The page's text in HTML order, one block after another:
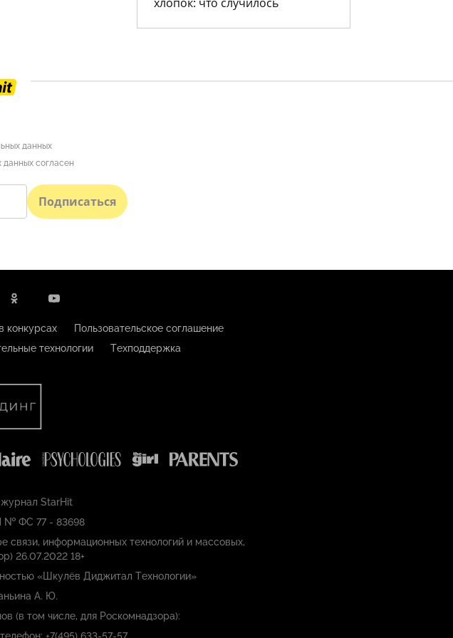
данных
согласен
Подписаться
конкурсах
Пользовательское соглашение
технологии Техподдержка
StarHit
№ ФС 77 - 83698
связи, информационных технологий и массовых,
26.07.2022 18+
«Шкулёв Диджитал Технологии»
А. Ю.
(в том числе, для Роскомнадзора):